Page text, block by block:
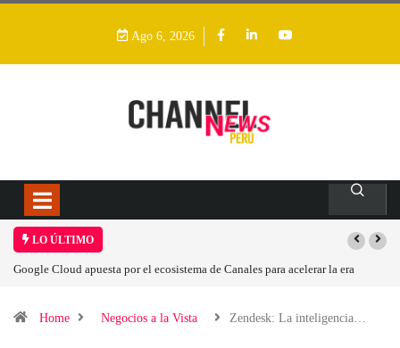
Ago 6, 2026
LO ÚLTIMO
la era Las causas del impulso al alza en el precio de las placas base
Home Negocios a la Vista Zendesk: La inteligencia…